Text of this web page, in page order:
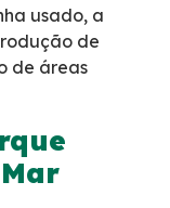
usado, a
de
de áreas